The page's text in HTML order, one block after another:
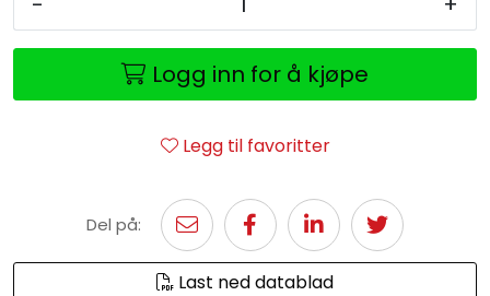
Logg inn for å kjøpe
Legg til favoritter
Del på:
Last ned datablad